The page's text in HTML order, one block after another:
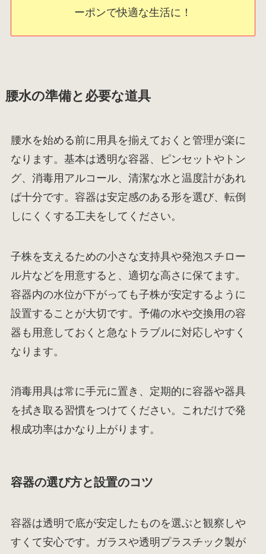
ーポンで快適な生活に！
腰水の準備と必要な道具
腰水を始める前に用具を揃えておくと管理が楽に
なります。基本は透明な容器、ピンセットやトン
グ、消毒用アルコール、清潔な水と温度計があれ
ば十分です。容器は安定感のある形を選び、転倒
しにくくする工夫をしてください。
子株を支えるための小さな支持具や発泡スチロー
ル片などを用意すると、適切な高さに保てます。
容器内の水位が下がっても子株が安定するように
設置することが大切です。予備の水や交換用の容
器も用意しておくと急なトラブルに対応しやすく
なります。
消毒用具は常に手元に置き、定期的に容器や器具
を拭き取る習慣をつけてください。これだけで発
根成功率はかなり上がります。
容器の選び方と設置のコツ
容器は透明で底が安定したものを選ぶと観察しや
すくて安心です。ガラスや透明プラスチック製が